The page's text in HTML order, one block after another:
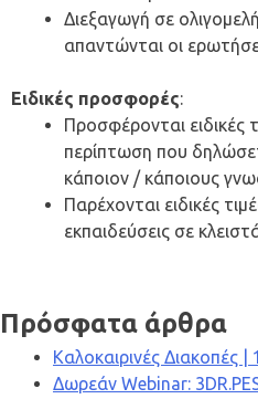
Διεξαγωγή σε
απαντώνται οι
Ειδικές προσφορές:
Προσφέρονται ειδικές
περίπτωση που
κάποιον / κάποιους
Παρέχονται ειδικές
εκπαιδεύσεις σε
Πρόσφατα άρθρα
Καλοκαιρινές Διακοπές
Δωρεάν Webinar: